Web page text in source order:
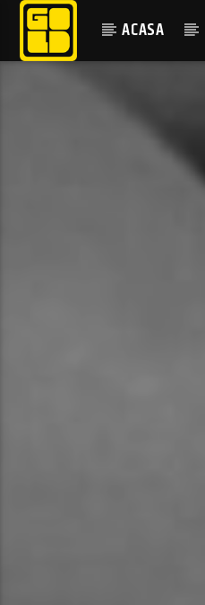
ACASA